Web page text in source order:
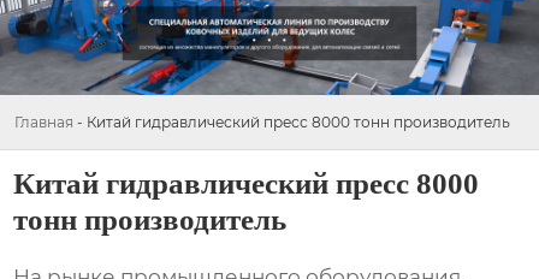
Главная - Китай гидравлический пресс 8000 тонн производитель
Китай гидравлический пресс 8000
тонн производитель